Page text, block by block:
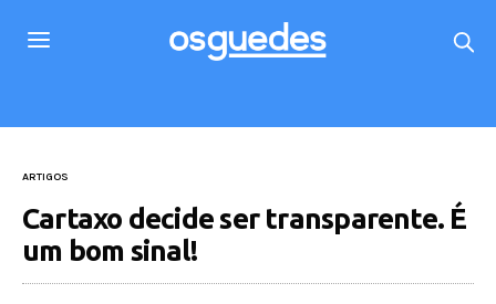
ARTIGOS
Cartaxo decide ser transparente. É
um bom sinal!